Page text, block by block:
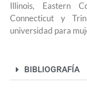
Illinois, Eastern
Connecticut y
universidad para
BIBLIOGRAFÍA